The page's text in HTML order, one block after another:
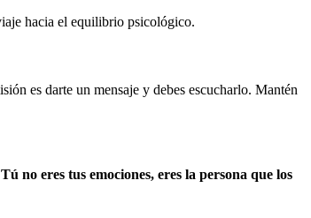
hacia el equilibrio psicológico.
es darte un mensaje y debes escucharlo. Mantén
Tú no eres tus emociones, eres la persona que los